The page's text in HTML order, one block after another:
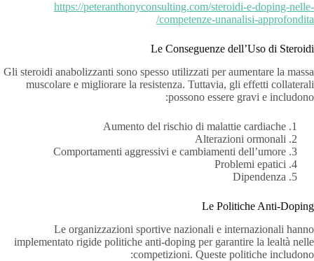
https://peteranthonyconsulting.com/steroidi-e-doping-nelle-
competenze-unanalisi-approfondita/
Le Conseguenze dell’Uso di Steroidi
Gli steroidi anabolizzanti sono spesso utilizzati per aumentare la massa
muscolare e migliorare la resistenza. Tuttavia, gli effetti collaterali
possono essere gravi e includono:
Aumento del rischio di malattie cardiache
Alterazioni ormonali
Comportamenti aggressivi e cambiamenti dell’umore
Problemi epatici
Dipendenza
Le Politiche Anti-Doping
Le organizzazioni sportive nazionali e internazionali hanno
implementato rigide politiche anti-doping per garantire la lealtà nelle
competizioni. Queste politiche includono: